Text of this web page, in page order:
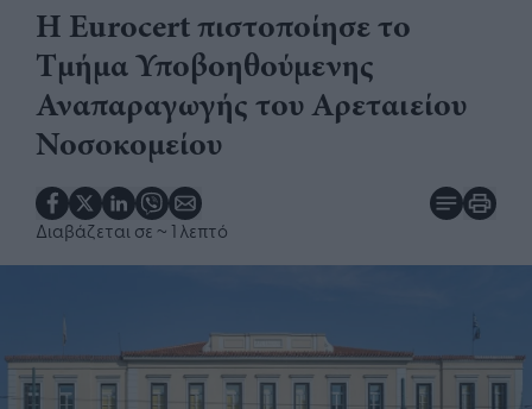
Η Eurocert πιστοποίησε το
Τμήμα Υποβοηθούμενης
Αναπαραγωγής του Αρεταιείου
Νοσοκομείου
Διαβάζεται σε ~ 1 λεπτό